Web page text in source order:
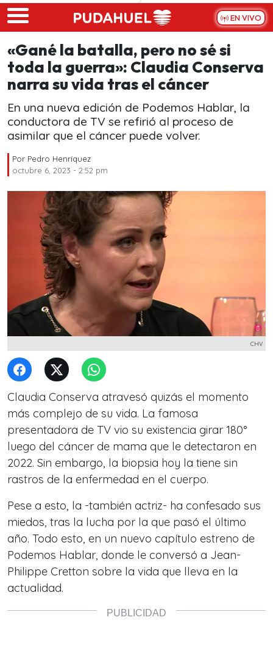
Skip to main content
EN VIVO
«Gané la batalla, pero no sé si
toda la guerra»: Claudia Conserva
narra su vida tras el cáncer
En una nueva edición de Podemos Hablar, la
conductora de TV se refirió al proceso de
asimilar que el cáncer puede volver.
Por Pedro Henríquez
octubre 6, 2023 - 2:52 pm
CHV
Claudia Conserva atravesó quizás el momento
más complejo de su vida. La famosa
presentadora de TV vio su existencia girar 180°
luego del cáncer de mama que le detectaron en
2022. Sin embargo, la biopsia hoy la tiene sin
rastros de la enfermedad en el cuerpo.
Pese a esto, la -también actriz- ha confesado sus
miedos, tras la lucha por la que pasó el último
año. Todo esto, en un nuevo capítulo estreno de
Podemos Hablar, donde le conversó a Jean-
Philippe Cretton sobre la vida que lleva en la
actualidad.